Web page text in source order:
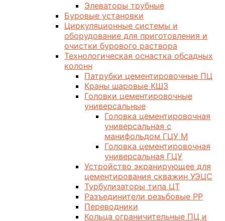
Элеваторы трубные
Буровые установки
Циркуляционные системы и
оборудование для приготовления и
очистки бурового раствора
Технологическая оснастка обсадных
колонн
Патрубки цементировочные ПЦ
Краны шаровые КШЗ
Головки цементировочные
универсальные
Головка цементировочная
универсальная с
манифольдом ГЦУ М
Головка цементировочная
универсальная ГЦУ
Устройство экранирующее для
цементирования скважин УЭЦС
Турбулизаторы типа ЦТ
Разъединители резьбовые РР
Переводники
Кольца ограничительные ПЦ и